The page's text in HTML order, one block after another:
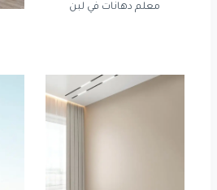
معلم دهانات في لبن